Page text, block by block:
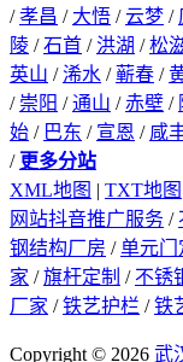
/孝昌 / 大悟 /云梦 /
陵 /石首 / 洪湖 /松
英山 /浠水 /蕲春 /
/ 崇阳 /通山 /赤壁 /
始 / 巴东 / 宣恩 / 咸
/ 更多分站
XML地图 | TXT地图
网站抖音推广服务 /
钢结构厂房 /单元门
家 /旗杆定制 / 不锈
厂家 /铁艺护栏 /铁
Copyright © 2026 武